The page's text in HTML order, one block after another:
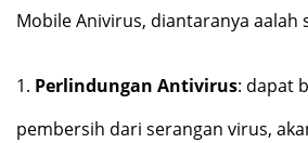
Mobile Anivirus, diantaranya aalah
1. Perlindungan Antivirus: dapat
pembersih dari serangan virus,